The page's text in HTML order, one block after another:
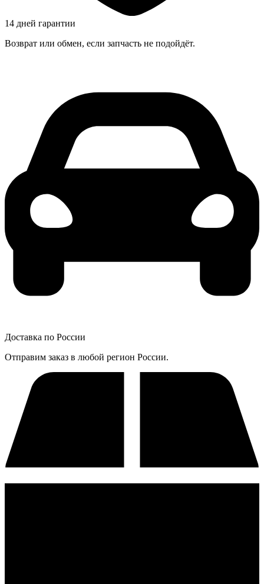
14 дней гарантии
Возврат или обмен, если запчасть не подойдёт.
Доставка по России
Отправим заказ в любой регион России.